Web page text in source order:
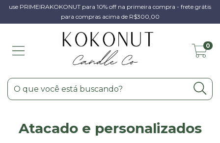
use PRIMEIRAKOKONUT para 10% off na primeira compra - frete grátis
para compras acima de R$300,00
0
Atacado e personalizados